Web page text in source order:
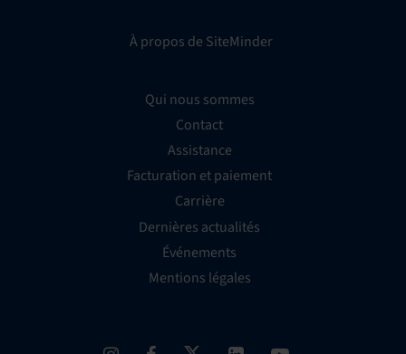
À propos de SiteMinder
Qui nous sommes
Contact
Assistance
Facturation et paiement
Carrière
Dernières actualités
Événements
Mentions légales